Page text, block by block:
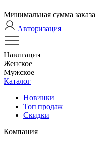
Минимальная сумма заказа
Авторизация
Навигация
Женское
Мужское
Каталог
Новинки
Топ продаж
Скидки
Компания